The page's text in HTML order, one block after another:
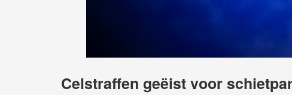
Celstraffen geëist voor